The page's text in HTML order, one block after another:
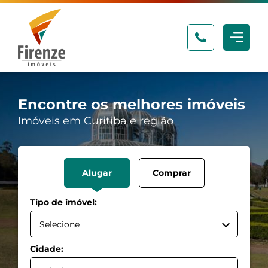
Encontre os melhores imóveis
Imóveis em Curitiba e região
Alugar Comprar
Tipo de imóvel:
Selecione
Cidade: